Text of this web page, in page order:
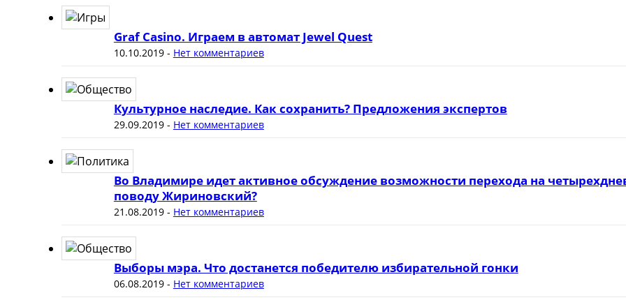
Graf Casino. Играем в автомат Jewel Quest
10.10.2019- Нет комментариев
Культурное наследие. Как сохранить? Предложения экспертов
29.09.2019- Нет комментариев
Во Владимире идет активное обсуждение возможности перехода на
поводу Жириновский?
21.08.2019- Нет комментариев
Выборы мэра. Что достанется победителю избирательной гонки
06.08.2019- Нет комментариев